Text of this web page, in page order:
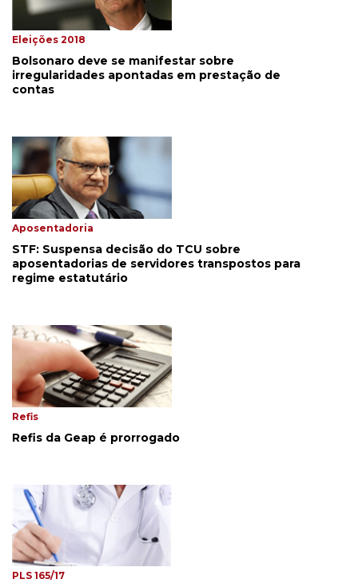
Eleições 2018
Bolsonaro deve se manifestar sobre
irregularidades apontadas em prestação de
contas
Aposentadoria
STF: Suspensa decisão do TCU sobre
aposentadorias de servidores transpostos para
regime estatutário
Refis
Refis da Geap é prorrogado
PLS 165/17